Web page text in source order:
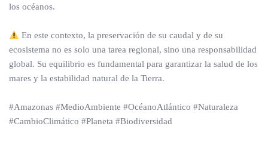
los océanos.
En este contexto, la preservación de su caudal y de su
ecosistema no es solo una tarea regional, sino una responsabilidad
global. Su equilibrio es fundamental para garantizar la salud de los
mares y la estabilidad natural de la Tierra.
#Amazonas #MedioAmbiente #OcéanoAtlántico #Naturaleza
#CambioClimático #Planeta #Biodiversidad